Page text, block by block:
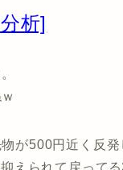
析]
が500円近く反発
えられて戻ってる